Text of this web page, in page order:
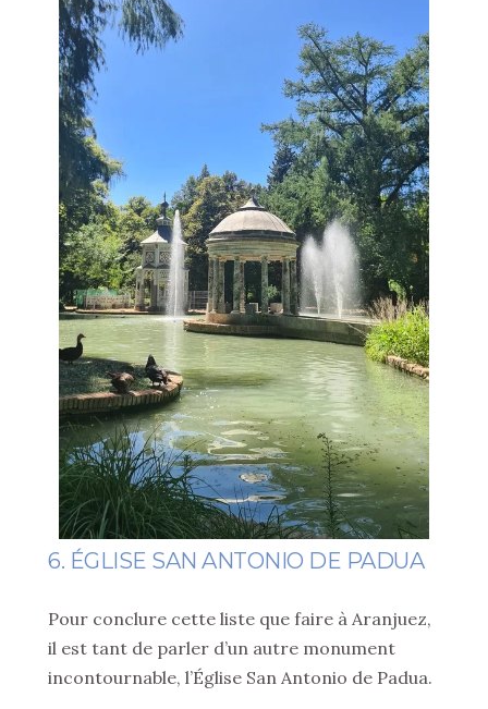
6. ÉGLISE SAN ANTONIO DE PADUA
Pour conclure cette liste que faire à Aranjuez,
il est tant de parler d’un autre monument
incontournable, l’Église San Antonio de Padua.